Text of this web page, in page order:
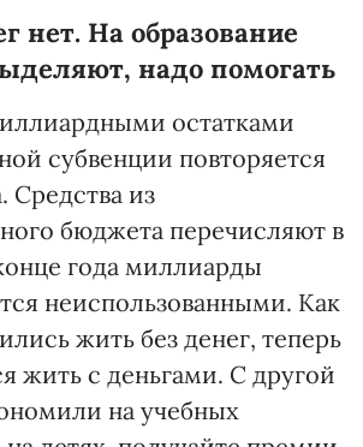
нет. На образование
надо помогать
остатками
субвенции повторяется
Средства из
бюджета перечисляют в
года миллиарды
неиспользованными. Как
жить без денег, теперь
жить с деньгами. С другой
на учебных